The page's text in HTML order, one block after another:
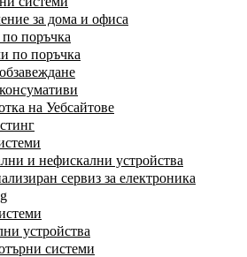
за дома и офиса
поръчка
по поръчка
на Уебсайтове
и нефискални устройства
сервиз за електроника
устройства
системи